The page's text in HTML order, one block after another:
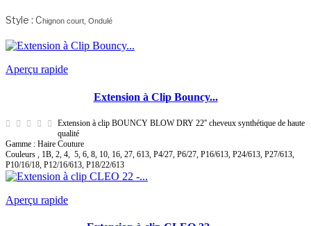
Style : Chignon court, Ondulé
Aperçu rapide
Extension à Clip Bouncy...
Extension à clip BOUNCY BLOW DRY 22'' cheveux synthétique de haute
qualité
Gamme : Haire Couture
Couleurs , 1B, 2, 4, 5, 6, 8, 10, 16, 27, 613, P4/27, P6/27, P16/613, P24/613, P27/613,
P10/16/18, P12/16/613, P18/22/613
Aperçu rapide